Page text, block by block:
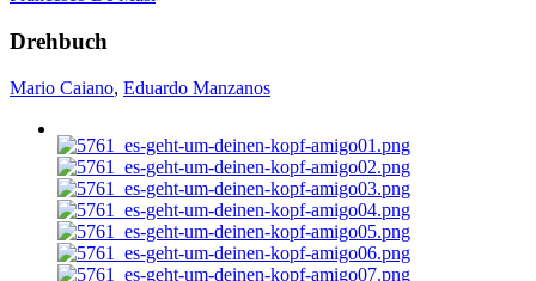
Drehbuch
Mario Caiano, Eduardo Manzanos